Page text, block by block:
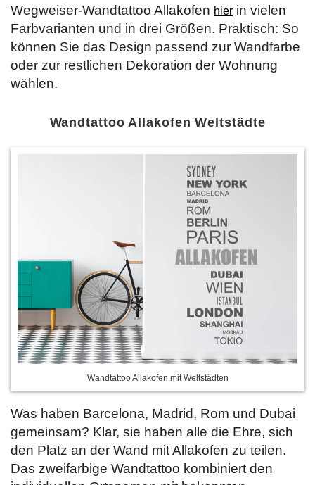
Wegweiser-Wandtattoo Allakofen hier in vielen
Farbvarianten und in drei Größen. Praktisch: So
können Sie das Design passend zur Wandfarbe
oder zur restlichen Dekoration der Wohnung
wählen.
Wandtattoo Allakofen Weltstädte
Wandtattoo Allakofen mit Weltstädten
Was haben Barcelona, Madrid, Rom und Dubai
gemeinsam? Klar, sie haben alle die Ehre, sich
den Platz an der Wand mit Allakofen zu teilen.
Das zweifarbige Wandtattoo kombiniert den